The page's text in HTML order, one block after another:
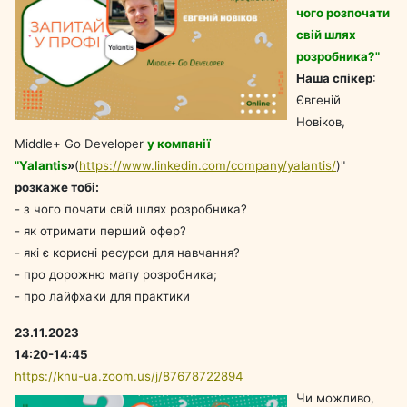
чого розпочати
свій шлях
розробника?"
Наша спікер:
Євгеній
Новіков,
Middle+ Go Developer у компанії
"Yalantis»(https://www.linkedin.com/company/yalantis/)"
розкаже тобі:
- з чого почати свій шлях розробника?
- як отримати перший офер?
- які є корисні ресурси для навчання?
- про дорожню мапу розробника;
- про лайфхаки для практики
23.11.2023
14:20-14:45
https://knu-ua.zoom.us/j/87678722894
Чи можливо,